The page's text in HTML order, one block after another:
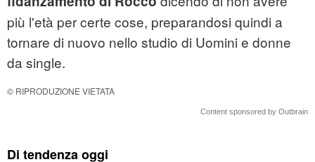
più l'età per certe cose, preparandosi quindi a
tornare di nuovo nello studio di Uomini e donne
da single.
© RIPRODUZIONE VIETATA
Content sponsored by Outbrain
Di tendenza oggi